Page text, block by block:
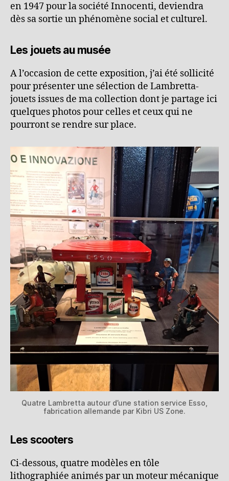
en 1947 pour la société Innocenti, deviendra
dès sa sortie un phénomène social et culturel.
Les jouets au musée
A l’occasion de cette exposition, j’ai été sollicité
pour présenter une sélection de Lambretta-
jouets issues de ma collection dont je partage ici
quelques photos pour celles et ceux qui ne
pourront se rendre sur place.
Quatre Lambretta autour d’une station service Esso,
fabrication allemande par Kibri US Zone.
Les scooters
Ci-dessous, quatre modèles en tôle
lithographiée animés par un moteur mécanique